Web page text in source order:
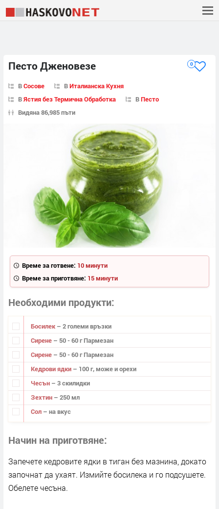
Песто Дженовезе 0
ВСосове ВИталианска Кухня
ВЯстия без Термична Обработка ВПесто
Видяна 86,985 пъти
Време за готвене: 10 минути
Време за приготвяне: 15 минути
Необходими продукти
Босилек – 2 големи връзки
Сирене – 50 - 60 г Пармезан
Сирене – 50 - 60 г Пармезан
Кедрови ядки – 100 г, може и орехи
Чесън – 3 скилидки
Зехтин – 250 мл
Сол – на вкус
Начин на приготвяне
Запечете кедровите ядки в тиган без мазнина, докато
започнат да ухаят. Измийте босилека и го подсушете.
Обелете чесъна.